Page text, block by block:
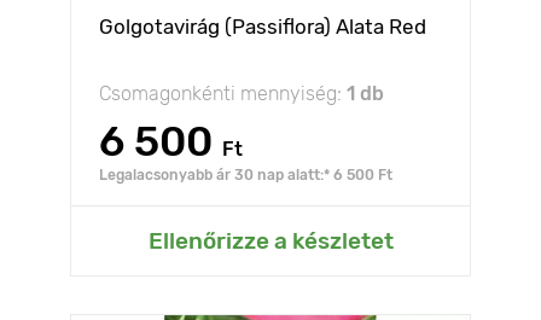
Golgotavirág (Passiflora) Alata Red
Csomagonkénti mennyiség: 1 db
6 500 Ft
Legalacsonyabb ár 30 nap alatt:* 6 500 Ft
Ellenőrizze a készletet